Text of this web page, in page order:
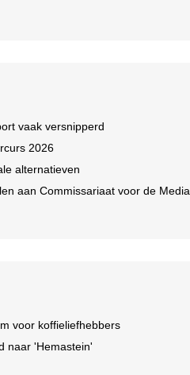
vaak versnipperd
2026
alternatieven
aan Commissariaat voor de Media
voor koffieliefhebbers
naar 'Hemastein'